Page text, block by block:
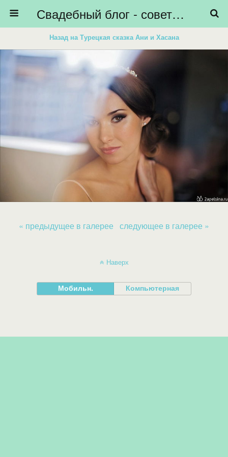
Свадебный блог - советы невестам, подготовка к свадьбе - HiBride
Назад на Турецкая сказка Ани и Хасана
« предыдущее в галерее следующее в галерее »
Наверх
Мобильн. Компьютерная